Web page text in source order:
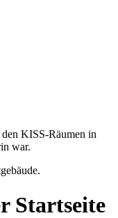
KISS-Räumen in
war.
Startseite